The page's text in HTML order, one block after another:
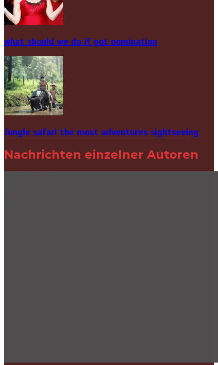
what should we do if got nomination
Jungle safari the most adventures sightseeing
Nachrichten einzelner Autoren